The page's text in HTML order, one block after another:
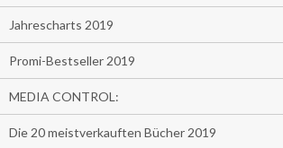
Jahrescharts 2019
Promi-Bestseller 2019
MEDIA CONTROL:
Die 20 meistverkauften Bücher 2019